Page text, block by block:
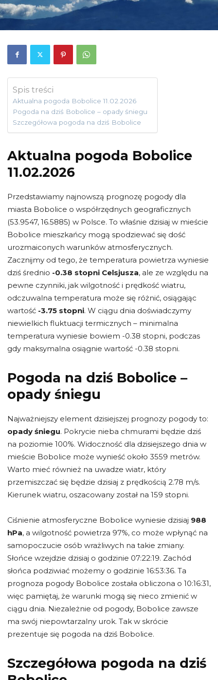
Spis treści
Aktualna pogoda Bobolice 11.02.2026
Pogoda na dziś Bobolice – opady śniegu
Szczegółowa pogoda na dziś Bobolice
Aktualna pogoda Bobolice
11.02.2026
Przedstawiamy najnowszą prognozę pogody dla
miasta Bobolice o współrzędnych geograficznych
(53.9547, 16.5885) w Polsce. To właśnie dzisiaj w mieście
Bobolice mieszkańcy mogą spodziewać się dość
urozmaiconych warunków atmosferycznych.
Zacznijmy od tego, że temperatura powietrza wyniesie
dziś średnio -0.38 stopni Celsjusza, ale ze względu na
pewne czynniki, jak wilgotność i prędkość wiatru,
odczuwalna temperatura może się różnić, osiągając
wartość -3.75 stopni. W ciągu dnia doświadczymy
niewielkich fluktuacji termicznych – minimalna
temperatura wyniesie bowiem -0.38 stopni, podczas
gdy maksymalna osiągnie wartość -0.38 stopni.
Pogoda na dziś Bobolice –
opady śniegu
Najważniejszy element dzisiejszej prognozy pogody to:
opady śniegu. Pokrycie nieba chmurami będzie dziś
na poziomie 100%. Widoczność dla dzisiejszego dnia w
mieście Bobolice może wynieść około 3559 metrów.
Warto mieć również na uwadze wiatr, który
przemiszczać się będzie dzisiaj z prędkością 2.78 m/s.
Kierunek wiatru, oszacowany został na 159 stopni.
Ciśnienie atmosferyczne Bobolice wyniesie dzisiaj 988
hPa, a wilgotność powietrza 97%, co może wpłynąć na
samopoczucie osób wrażliwych na takie zmiany.
Słońce wzejdzie dzisiaj o godzinie 07:22:19. Zachód
słońca podziwiać możemy o godzinie 16:53:36. Ta
prognoza pogody Bobolice została obliczona o 10:16:31,
więc pamiętaj, że warunki mogą się nieco zmienić w
ciągu dnia. Niezależnie od pogody, Bobolice zawsze
ma swój niepowtarzalny urok. Tak w skrócie
prezentuje się pogoda na dziś Bobolice.
Szczegółowa pogoda na dziś